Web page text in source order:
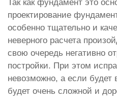
Так как фундамент это
проектирование
особенно тщательно и
неверного расчета
свою очередь негативно
постройки. При этом
невозможно, а если будет
будет очень сложной и